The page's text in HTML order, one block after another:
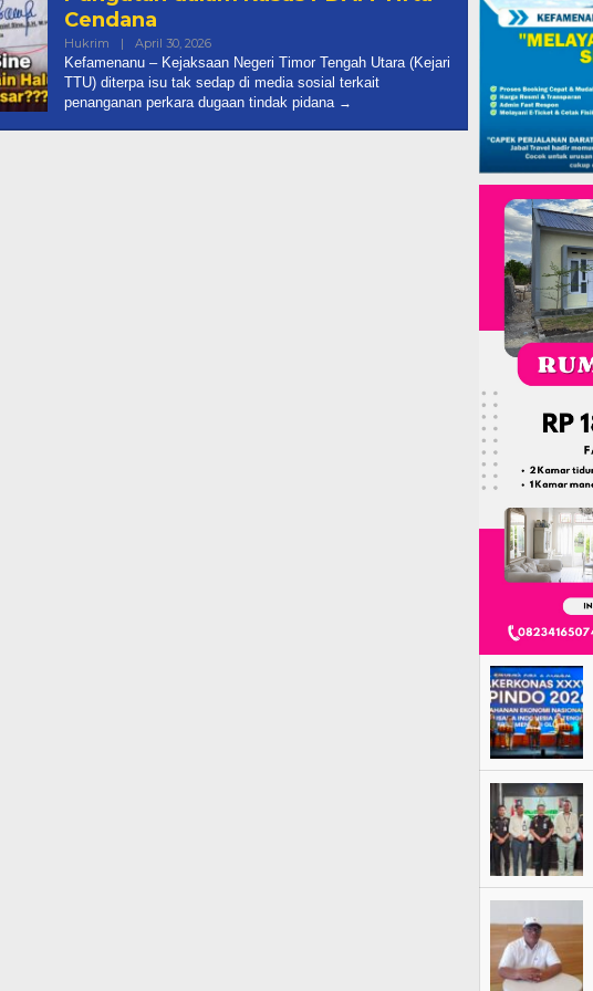
Cendana
Hukrim | April 30, 2026Oleh
Mitranews.id
Kefamenanu – Kejaksaan Negeri Timor Tengah Utara (Kejari
TTU) diterpa isu tak sedap di media sosial terkait
penanganan perkara dugaan tindak pidana